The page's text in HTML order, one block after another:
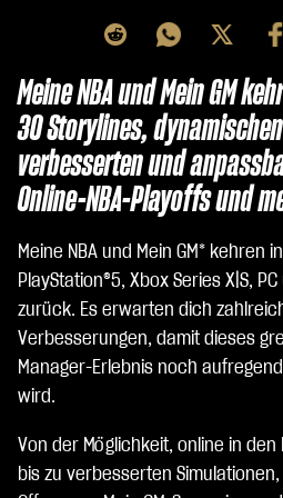
Meine NBA und Mein GM
30 Storylines,
verbesserten und
Online-NBA-Playoffs und
Meine NBA und Mein GM* kehren in
PlayStation®5, Xbox Series X|S,
zurück. Es erwarten dich
Verbesserungen, damit dieses
Manager-Erlebnis noch
wird.
Von der Möglichkeit, online in den
bis zu verbesserten